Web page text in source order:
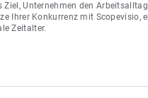
Ziel, Unternehmen den
Ihrer Konkurrenz mit Scopevisio,
Zeitalter.